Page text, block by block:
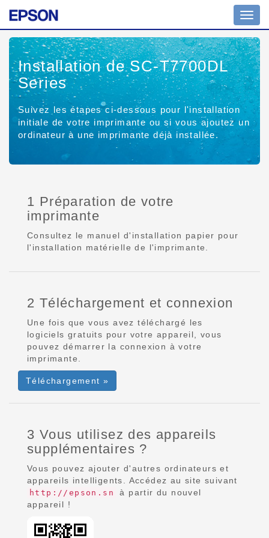
Installation de SC-T7700DL
Series
Suivez les étapes ci-dessous pour l'installation
initiale de votre imprimante ou si vous ajoutez un
ordinateur à une imprimante déjà installée.
1 Préparation de votre
imprimante
Consultez le manuel d'installation papier pour
l'installation matérielle de l'imprimante.
2 Téléchargement et connexion
Une fois que vous avez téléchargé les
logiciels gratuits pour votre appareil, vous
pouvez démarrer la connexion à votre
imprimante.
Téléchargement »
3 Vous utilisez des appareils
supplémentaires ?
Vous pouvez ajouter d'autres ordinateurs et
appareils intelligents. Accédez au site suivant
http://epson.sn
à partir du nouvel
appareil !